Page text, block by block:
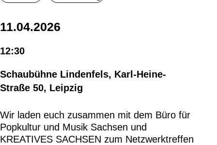
11.04.2026
12:30
Schaubühne Lindenfels, Karl-Heine-
Straße 50, Leipzig
Wir laden euch zusammen mit dem Büro für
Popkultur und Musik Sachsen und
KREATIVES SACHSEN zum Netzwerktreffen